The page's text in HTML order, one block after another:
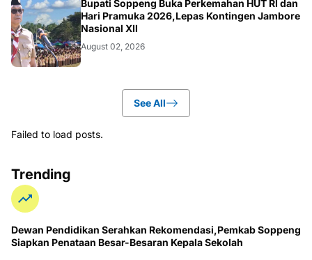
NEWS
Bupati Soppeng Buka Perkemahan HUT RI dan
Hari Pramuka 2026,Lepas Kontingen Jambore
Nasional XII
August 02, 2026
See All
Failed to load posts.
Trending
Dewan Pendidikan Serahkan Rekomendasi,Pemkab Soppeng
Siapkan Penataan Besar-Besaran Kepala Sekolah